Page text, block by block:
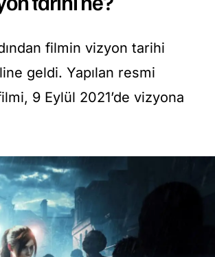
filmin vizyon tarihi
geldi. Yapılan resmi
9 Eylül 2021’de vizyona